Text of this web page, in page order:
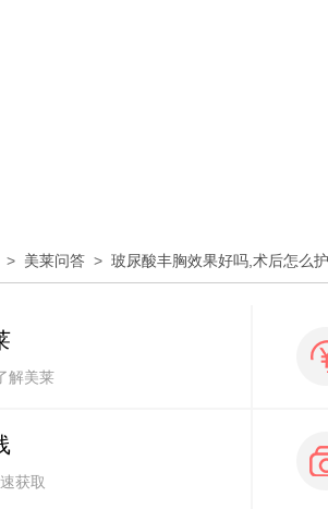
> 美莱问答 > 玻尿酸丰胸效果好吗,术后怎么
解美莱
获取